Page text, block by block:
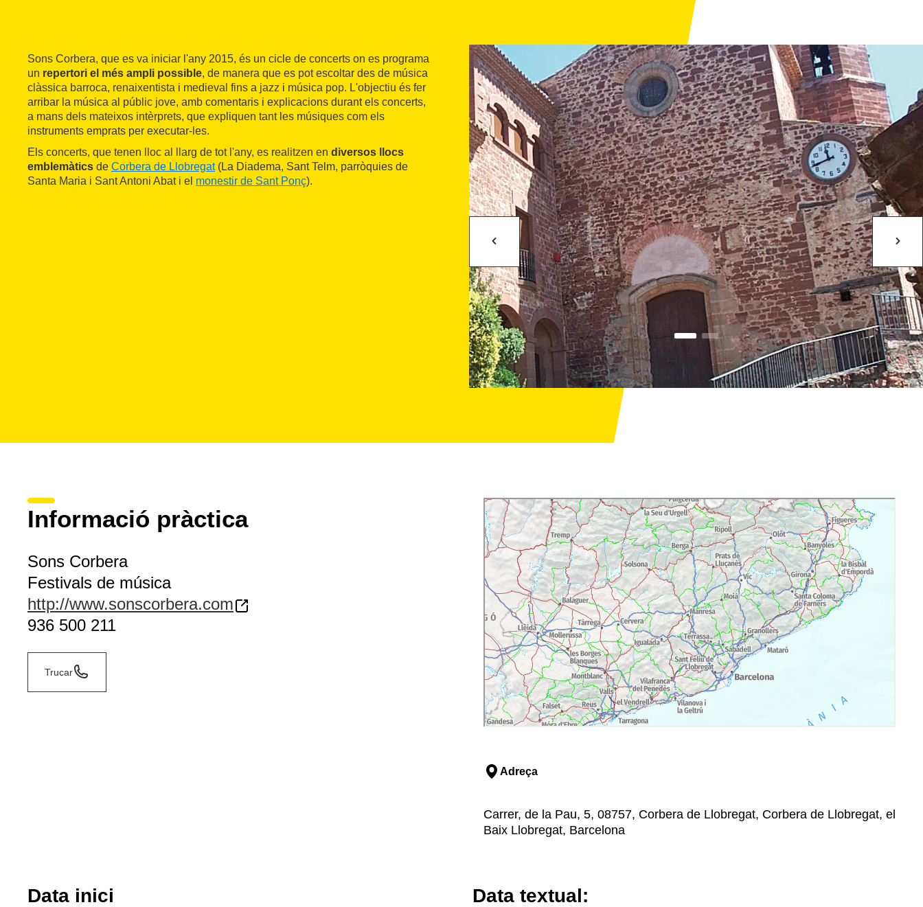
Sons Corbera, que es va iniciar l'any 2015, és un cicle de concerts on es programa
un repertori el més ampli possible, de manera que es pot escoltar des de música
clàssica barroca, renaixentista i medieval fins a jazz i música pop. L'objectiu és fer
arribar la música al públic jove, amb comentaris i explicacions durant els concerts,
a mans dels mateixos intèrprets, que expliquen tant les músiques com els
instruments emprats per executar-les.
Els concerts, que tenen lloc al llarg de tot l'any, es realitzen en diversos llocs
emblemàtics de Corbera de Llobregat(La Diadema, Sant Telm, parròquies de
Santa Maria i Sant Antoni Abat i el monestir de Sant Ponç).
Informació pràctica
Sons Corbera
Festivals de música
http://www.sonscorbera.com
936 500 211
Trucar
Adreça
Carrer, de la Pau, 5, 08757, Corbera de Llobregat, Corbera de Llobregat, el
Baix Llobregat, Barcelona
Data inici Data textual: